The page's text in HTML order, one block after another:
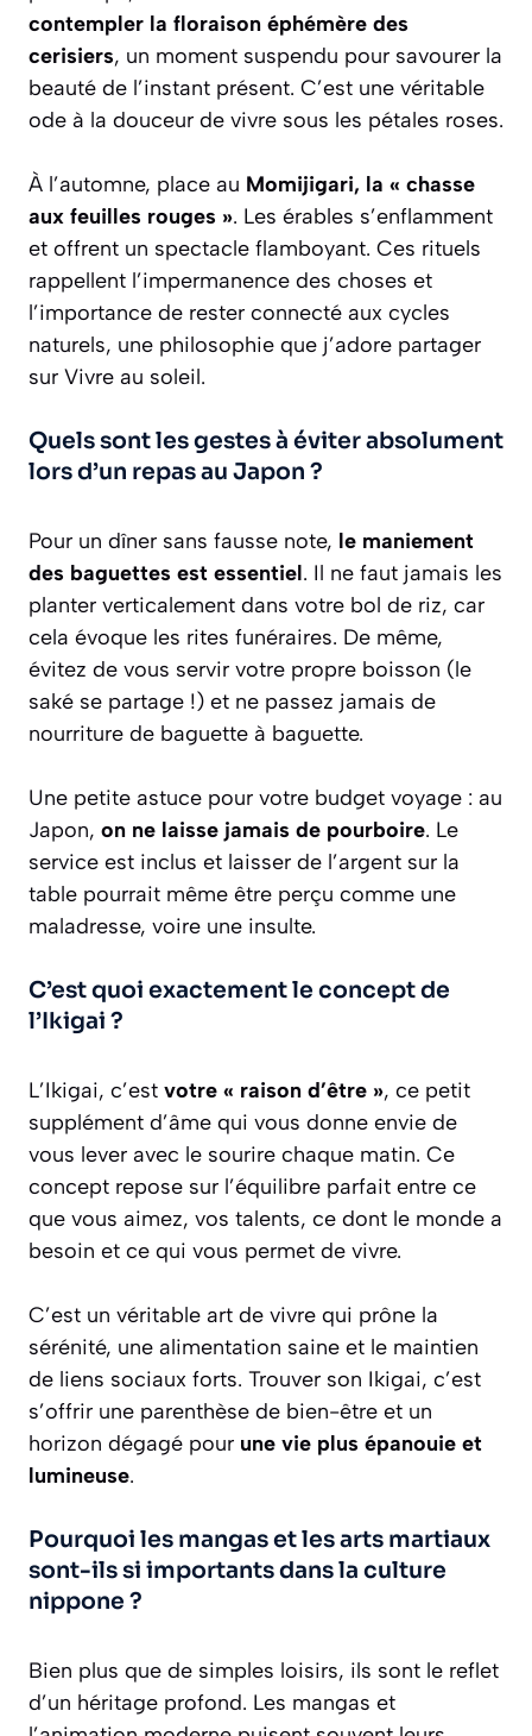
contempler la floraison éphémère des
cerisiers, un moment suspendu pour savourer la
beauté de l’instant présent. C’est une véritable
ode à la douceur de vivre sous les pétales roses.
À l’automne, place au Momijigari, la « chasse
aux feuilles rouges ». Les érables s’enflamment
et offrent un spectacle flamboyant. Ces rituels
rappellent l’impermanence des choses et
l’importance de rester connecté aux cycles
naturels, une philosophie que j’adore partager
sur Vivre au soleil.
Quels sont les gestes à éviter absolument
lors d’un repas au Japon ?
Pour un dîner sans fausse note, le maniement
des baguettes est essentiel. Il ne faut jamais les
planter verticalement dans votre bol de riz, car
cela évoque les rites funéraires. De même,
évitez de vous servir votre propre boisson (le
saké se partage !) et ne passez jamais de
nourriture de baguette à baguette.
Une petite astuce pour votre budget voyage : au
Japon, on ne laisse jamais de pourboire. Le
service est inclus et laisser de l’argent sur la
table pourrait même être perçu comme une
maladresse, voire une insulte.
C’est quoi exactement le concept de
l’Ikigai ?
L’Ikigai, c’est votre « raison d’être », ce petit
supplément d’âme qui vous donne envie de
vous lever avec le sourire chaque matin. Ce
concept repose sur l’équilibre parfait entre ce
que vous aimez, vos talents, ce dont le monde a
besoin et ce qui vous permet de vivre.
C’est un véritable art de vivre qui prône la
sérénité, une alimentation saine et le maintien
de liens sociaux forts. Trouver son Ikigai, c’est
s’offrir une parenthèse de bien-être et un
horizon dégagé pour une vie plus épanouie et
lumineuse.
Pourquoi les mangas et les arts martiaux
sont-ils si importants dans la culture
nippone ?
Bien plus que de simples loisirs, ils sont le reflet
d’un héritage profond. Les mangas et